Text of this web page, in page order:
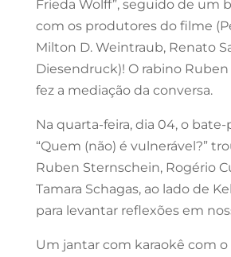
Frieda Wolff”, seguido de um
com os produtores do filme
Milton D. Weintraub, Renato
Diesendruck)! O rabino
fez a mediação da conversa.
Na quarta-feira, dia 04, o
“Quem (não) é vulnerável?”
Ruben Sternschein, Rogério
Tamara Schagas, ao lado de
para levantar reflexões em
Um jantar com karaokê com o